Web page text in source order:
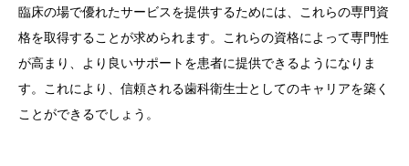
臨床の場で優れたサービスを提供するためには、これらの専門資
格を取得することが求められます。これらの資格によって専門性
が高まり、より良いサポートを患者に提供できるようになりま
す。これにより、信頼される歯科衛生士としてのキャリアを築く
ことができるでしょう。